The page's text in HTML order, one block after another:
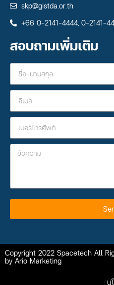
skp@gistda.or.th
+66 0-2141-4444, 0-2141-
สอบถามเพิ่มเติม
Copyright 2022 Spacetech All
by Ario Marketing
น